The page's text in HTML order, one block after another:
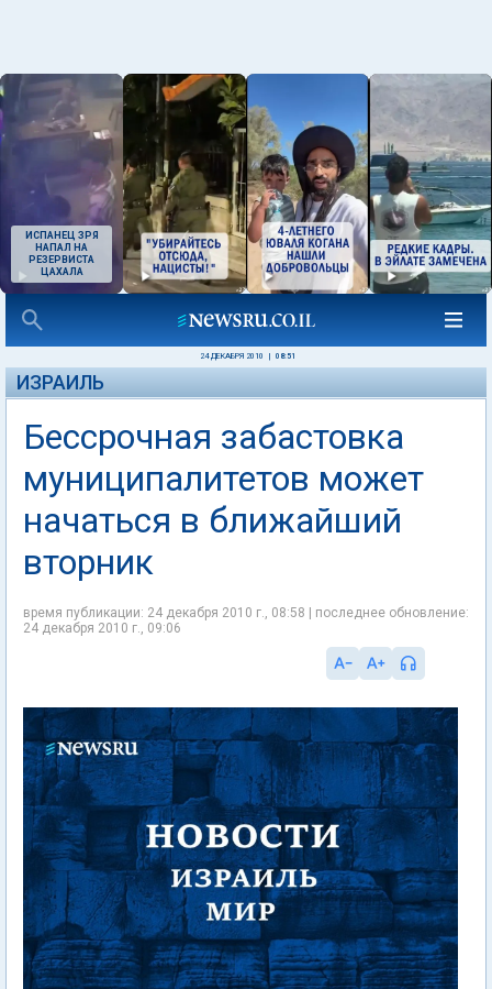
ИСПАНЕЦ ЗРЯ
НАПАЛ НА
РЕЗЕРВИСТА
ЦАХАЛА
24 ДЕКАБРЯ 2010 08:51
ИЗРАИЛЬ
Бессрочная забастовка
муниципалитетов может
начаться в ближайший
вторник
время публикации: 24 декабря 2010 г., 08:58 | последнее обновление:
24 декабря 2010 г., 09:06